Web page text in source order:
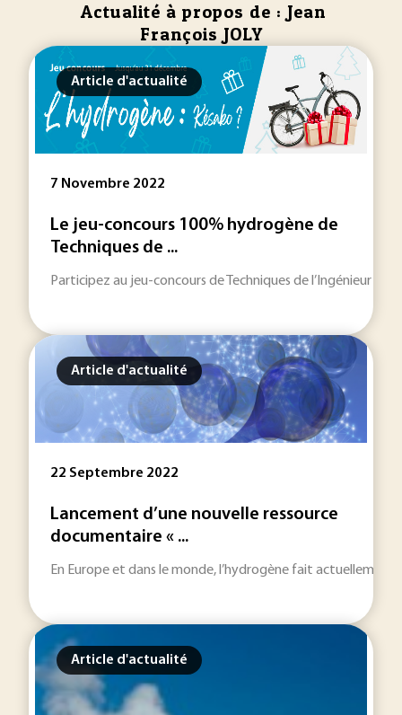
Actualité à propos de : Jean
François JOLY
Article d'actualité
7 Novembre 2022
Le jeu-concours 100% hydrogène de
Techniques de ...
Participez au jeu-concours de Techniques de l’Ingénieur
Article d'actualité
22 Septembre 2022
Lancement d’une nouvelle ressource
documentaire « ...
En Europe et dans le monde, l’hydrogène fait
Article d'actualité